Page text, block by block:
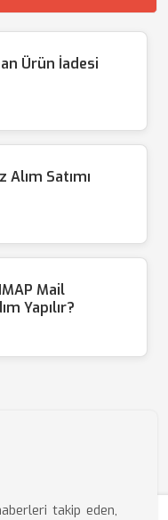
Ürün İadesi
Satımı
Mail
Yapılır?
takip eden,